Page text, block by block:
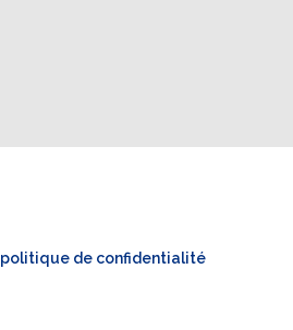
politique de confidentialité